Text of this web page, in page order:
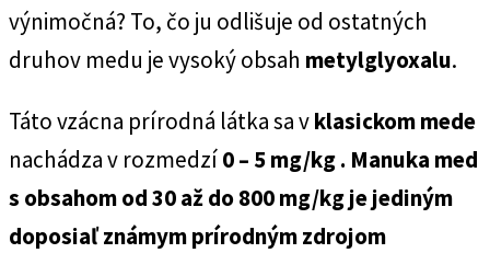
výnimočná? To, čo ju odlišuje od ostatných
druhov medu je vysoký obsah metylglyoxalu.
Táto vzácna prírodná látka sa vklasickom mede
nachádza v rozmedzí0 – 5 mg/kg. Manuka med
s obsahom od 30 až do 800 mg/kg je jediným
doposiaľ známym prírodným zdrojom